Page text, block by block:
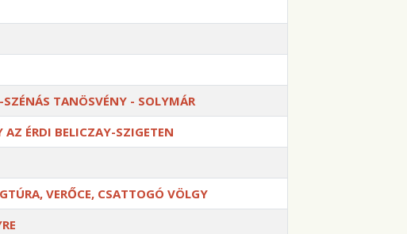
TANÖSVÉNY - SOLYMÁR
ÉRDI BELICZAY-SZIGETEN
VERŐCE, CSATTOGÓ VÖLGY